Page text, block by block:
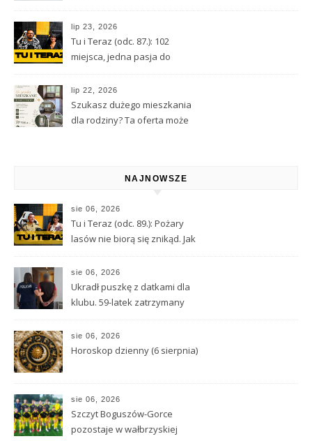
astrologii i przeznaczeniu
lip 23, 2026
Tu i Teraz (odc. 87.): 102
miejsca, jedna pasja do
lip 22, 2026
Szukasz dużego mieszkania
dla rodziny? Ta oferta może
NAJNOWSZE
sie 06, 2026
Tu i Teraz (odc. 89.): Pożary
lasów nie biorą się znikąd. Jak
sie 06, 2026
Ukradł puszkę z datkami dla
klubu. 59-latek zatrzymany
sie 06, 2026
Horoskop dzienny (6 sierpnia)
sie 06, 2026
Szczyt Boguszów-Gorce
pozostaje w wałbrzyskiej